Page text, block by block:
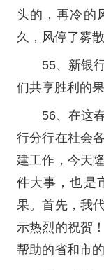
头的，再冷的
久，风停了雾
55、新银
们共享胜利的
56、在这
行分行在社会
建工作，今天
件大事，也是
果。首先，我
示热烈的祝贺
帮助的省和市